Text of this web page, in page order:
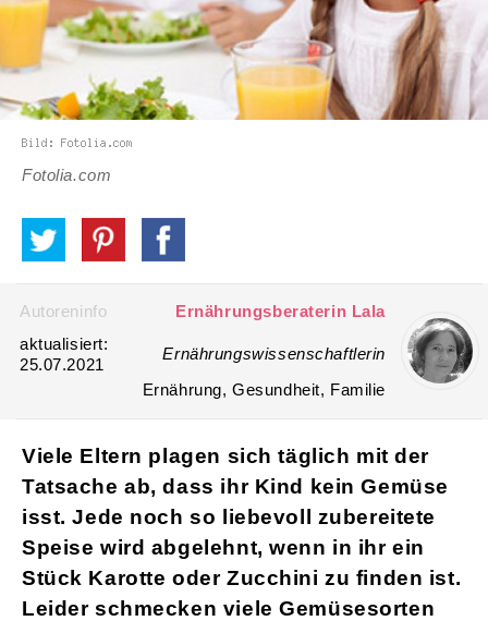
Fotolia.com
Autoreninfo
Ernährungsberaterin Lala
aktualisiert:
25.07.2021
Ernährungswissenschaftlerin
Ernährung, Gesundheit, Familie
Viele Eltern plagen sich täglich mit der
Tatsache ab, dass ihr Kind kein Gemüse
isst. Jede noch so liebevoll zubereitete
Speise wird abgelehnt, wenn in ihr ein
Stück Karotte oder Zucchini zu finden ist.
Leider schmecken viele Gemüsesorten